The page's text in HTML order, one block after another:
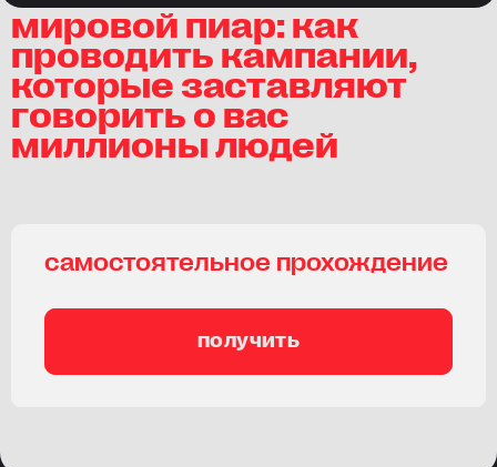
мировой пиар: как
проводить кампании,
которые заставляют
говорить о вас
миллионы людей
самостоятельное прохождение
получить